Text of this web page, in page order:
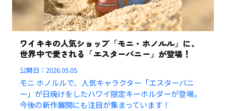
ワイキキの人気ショップ「モニ・ホノルル」に、
世界中で愛される「エスターバニー」が登場！
公開日：2026.05.05
モニ ホノルルで、人気キャラクター「エスターバニ
ー」が日焼けをしたハワイ限定キーホルダーが登場。
今後の新作展開にも注目が集まっています！